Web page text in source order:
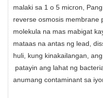
malaki sa 1 o 5 micron,
reverse osmosis membrane
molekula na mas mabigat
mataas na antas ng lead,
huli, kung kinakailangan, ang
patayin ang lahat ng
anumang contaminant sa